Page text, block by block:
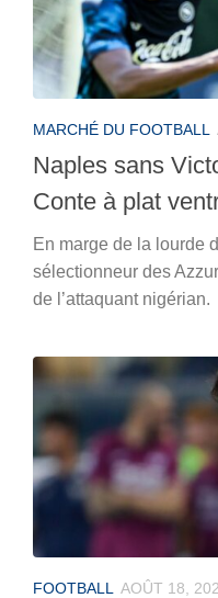
MARCHÉ DU FOOTBALL
Naples sans
Conte à plat
En marge de la lourde
sélectionneur des
de l’attaquant nigérian.
FOOTBALL AOÛT 18,